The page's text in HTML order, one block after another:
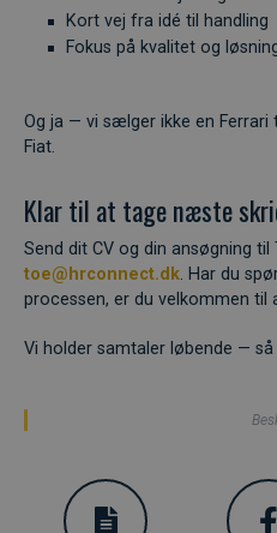
Kort vej fra idé til handling
Fokus på kvalitet og
Og ja — vi sælger ikke en Ferrari
Fiat.
Klar til at tage næste
Send dit CV og din ansøgning
toe@hrconnect.dk. Har du
processen, er du velkommen til
Vi holder samtaler løbende —